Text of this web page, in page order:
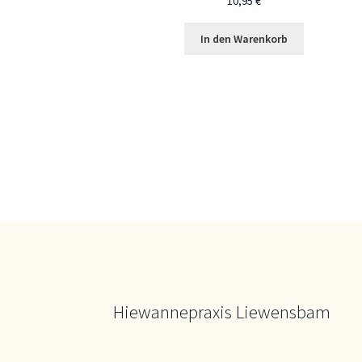
In den Warenkorb
Hiewannepraxis Liewensbam